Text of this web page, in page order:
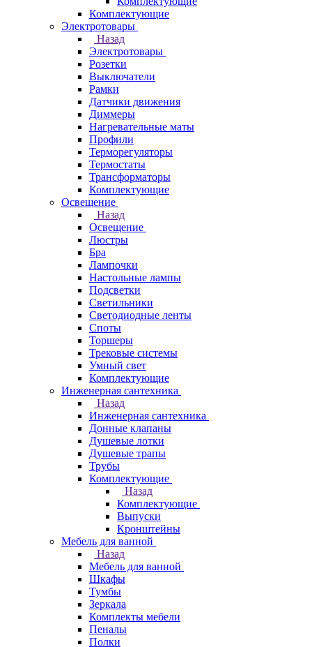
Комплектующие
Электротовары
Назад
Электротовары
Розетки
Выключатели
Рамки
Датчики движения
Диммеры
Нагревательные маты
Профили
Терморегуляторы
Термостаты
Трансформаторы
Комплектующие
Освещение
Назад
Освещение
Люстры
Бра
Лампочки
Настольные лампы
Подсветки
Светильники
Светодиодные ленты
Споты
Торшеры
Трековые системы
Умный свет
Комплектующие
Инженерная сантехника
Назад
Инженерная сантехника
Донные клапаны
Душевые лотки
Душевые трапы
Трубы
Комплектующие
Назад
Комплектующие
Выпуски
Кронштейны
Мебель для ванной
Назад
Мебель для ванной
Шкафы
Тумбы
Зеркала
Комплекты мебели
Пеналы
Полки